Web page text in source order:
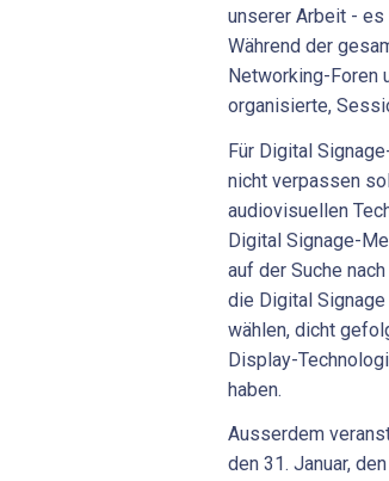
unserer Arbeit -
Während der
Networking-Foren
organisierte,
Für Digital
nicht verpassen
audiovisuellen
Digital Signage-
auf der Suche
die Digital
wählen, dicht
Display-
haben.
Ausserdem
den 31. Januar,